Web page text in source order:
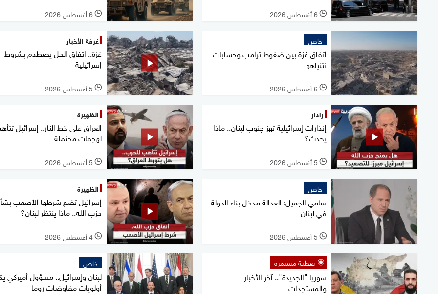
l 6 أغسطس 2026 l 6 أغسطس 2026
خاص
اتفاق غزة بين ضغوط ترامب وحسابات
نتنياهو
l 6 أغسطس 2026
غرفة الأخبار
غزة.. اتفاق الحل يصطدم بشروط
إسرائيلية
l 5 أغسطس 2026
رادار
إنذارات إسرائيلية تهز جنوب لبنان.. ماذا
يحدث؟
l 5 أغسطس 2026
الظهيرة
العراق على خط النار.. إسرائيل
لهجمات محتملة
l 5 أغسطس 2026
خاص
سامي الجميل: العدالة مدخل بناء الدولة
في لبنان
l 5 أغسطس 2026
الظهيرة
إسرائيل تضع شرطها الأصعب
حزب الله.. ماذا ينتظر لبنان؟
l 4 أغسطس 2026
تغطية مستمرة
سوريا "الجديدة".. آخر الأخبار
والمستجدات
خاص
لبنان وإسرائيل.. مسؤول
أولويات مفاوضات روما